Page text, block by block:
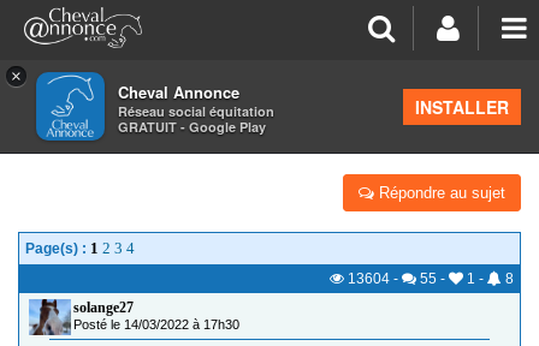
×
Cheval Annonce
Réseau social équitation
GRATUIT - Google Play
INSTALLER
>La santé - les soins
PANIER THINLINE : VOS RETOURS SVP
Répondre au sujet
Page(s) : 1 2 3 4
13604 - 55 - 1 -
8
solange27
Posté le 14/03/2022 à 17h30